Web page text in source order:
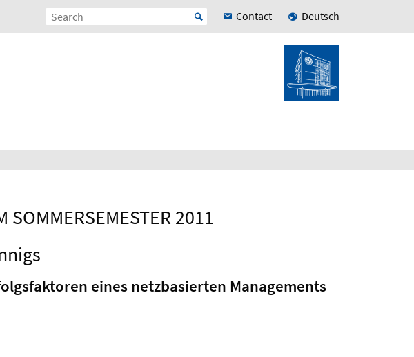
Contact Deutsch
SOMMERSEMESTER 2011
eines netzbasierten Managements